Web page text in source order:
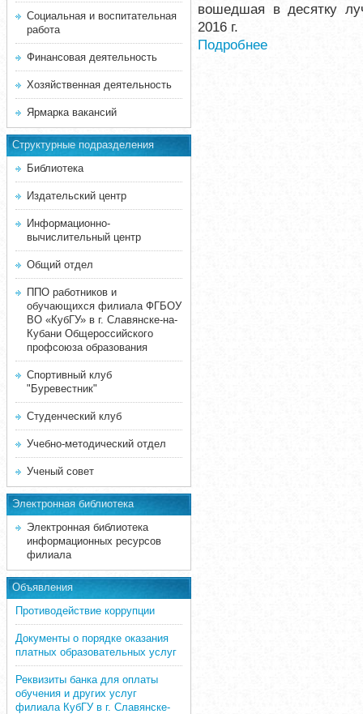
Социальная и воспитательная
работа
Финансовая деятельность
Хозяйственная деятельность
Ярмарка вакансий
Структурные подразделения
Библиотека
Издательский центр
Информационно-
вычислительный центр
Общий отдел
ППО работников и
обучающихся филиала ФГБОУ
ВО «КубГУ» в г. Славянске-на-
Кубани Общероссийского
профсоюза образования
Спортивный клуб
"Буревестник"
Студенческий клуб
Учебно-методический отдел
Ученый совет
Электронная библиотека
Электронная библиотека
информационных ресурсов
филиала
Объявления
Противодействие коррупции
Документы о порядке оказания
платных образовательных услуг
Реквизиты банка для оплаты
обучения и других услуг
филиала КубГУ в г. Славянске-
вошедшая в десятку
2016 г.
Подробнее